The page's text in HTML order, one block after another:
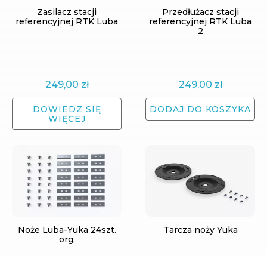
Zasilacz stacji
referencyjnej RTK Luba
249,00 zł
DOWIEDZ SIĘ
WIĘCEJ
Przedłużacz stacji
referencyjnej RTK Luba
2
249,00 zł
DODAJ DO KOSZYKA
Noże Luba-Yuka 24szt.
org.
Tarcza noży Yuka